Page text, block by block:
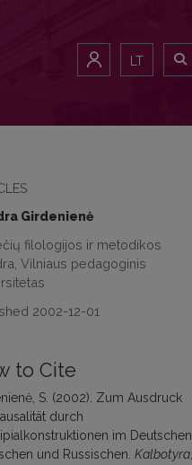
LT
Girdenienė
filologijos ir metodikos
Vilniaus pedagoginis
2002-12-01
to Cite
S. (2002). Zum Ausdruck
durch
im Deutschen,
und Russischen. Kalbotyra